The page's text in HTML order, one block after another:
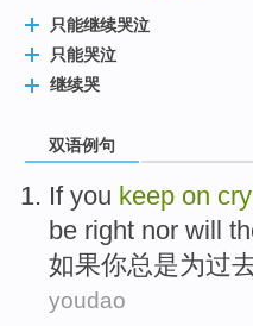
只能继续哭泣
只能哭泣
继续哭
双语例句
If you keep on
be right nor will
如果你总是为过
youdao